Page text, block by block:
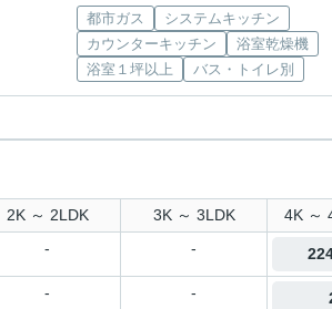
都市ガス
システムキッチン
カウンターキッチン
浴室乾燥機
浴室１坪以上
バス・トイレ別
2K ～ 2LDK 3K ～ 3LDK 4K ～
- -
- -